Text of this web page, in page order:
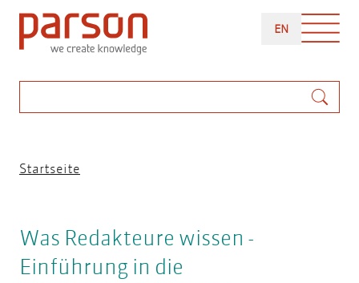
Direkt
zum
Inhalt
ENENGLISH
Pfadnavigation
Startseite
Was Redakteure wissen -
Einführung in die